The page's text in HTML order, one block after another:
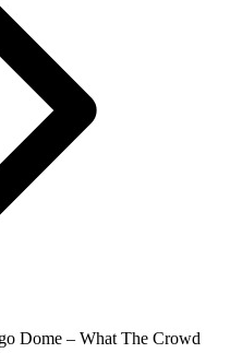
Dome – What The Crowd